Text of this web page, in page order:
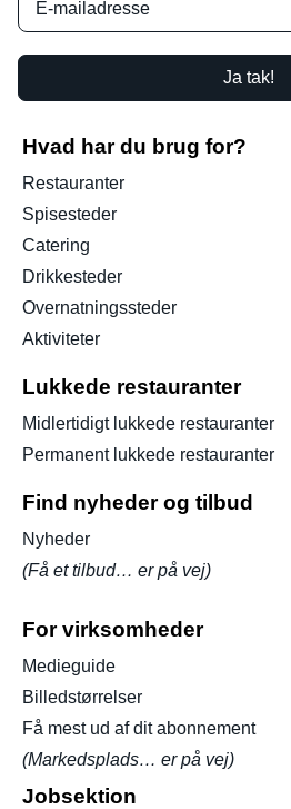
Ja tak!
Hvad har du brug for?
Restauranter
Spisesteder
Catering
Drikkesteder
Overnatningssteder
Aktiviteter
Lukkede restauranter
Midlertidigt lukkede restauranter
Permanent lukkede restauranter
Find nyheder og tilbud
Nyheder
(Få et tilbud… er på vej)
For virksomheder
Medieguide
Billedstørrelser
Få mest ud af dit abonnement
(Markedsplads… er på vej)
Jobsektion